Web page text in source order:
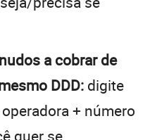
a cobrar de
DDD: digite
+ número
quer se